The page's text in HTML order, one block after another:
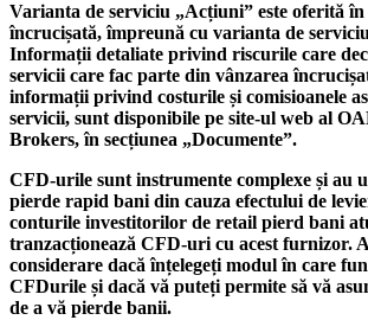
Varianta de serviciu „Acțiuni” este oferită în
încrucișată, împreună cu varianta de
Informații detaliate privind riscurile care
servicii care fac parte din vânzarea
informații privind costurile și comisioanele
servicii, sunt disponibile pe site-ul web al
Brokers, în secțiunea „Documente”.
CFD-urile sunt instrumente complexe și au
pierde rapid bani din cauza efectului de
conturile investitorilor de retail pierd bani
tranzacționează CFD-uri cu acest furnizor.
considerare dacă înțelegeți modul în care
CFDurile și dacă vă puteți permite să vă
de a vă pierde banii.